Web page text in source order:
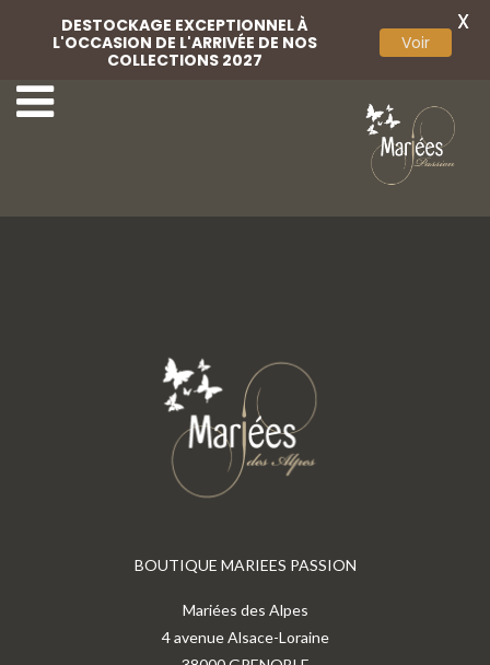
20 Rembo Atelier 22 Rembo Atelier
BOUTIQUE MARIEES PASSION
Mariées des Alpes
4 avenue Alsace-Loraine
DESTOCKAGE EXCEPTIONNEL À
L'OCCASION DE L'ARRIVÉE DE NOS
COLLECTIONS 2027
Voir
X